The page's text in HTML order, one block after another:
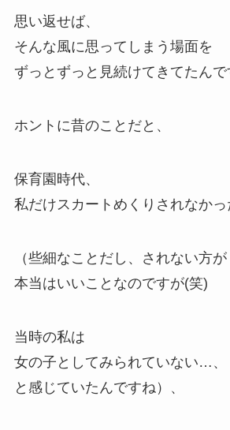
思い返せば、
そんな風に思ってしまう場面を
ずっとずっと見続けてきてたんで
ホントに昔のことだと、
保育園時代、
私だけスカートめくりされなか
（些細なことだし、されない方が
本当はいいことなのですが(笑)
当時の私は
女の子としてみられていない…、
と感じていたんですね）、